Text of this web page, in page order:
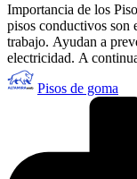
Importancia de los
pisos conductivos son
trabajo. Ayudan a
electricidad. A
Publicado
por
Pisos de goma